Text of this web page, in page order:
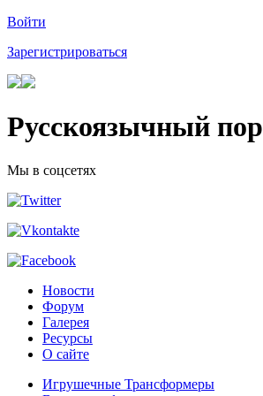
Войти
Зарегистрироваться
Русскоязычный
Мы в соцсетях
Новости
Форум
Галерея
Ресурсы
О сайте
Игрушечные Трансформеры